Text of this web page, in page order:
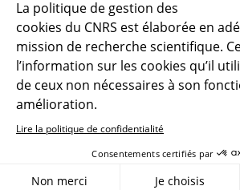
CNRS Le Mag
© 2026,
Créer un compte Se connecter
Gestion des cookies
La politique de gestion des
cookies du CNRS est élaborée en
mission de recherche scientifique.
l’information sur les cookies qu’il
de ceux non nécessaires à son
amélioration.
Lire la politique de confidentialité
Consentements certifiés par
Non merci Je choisis